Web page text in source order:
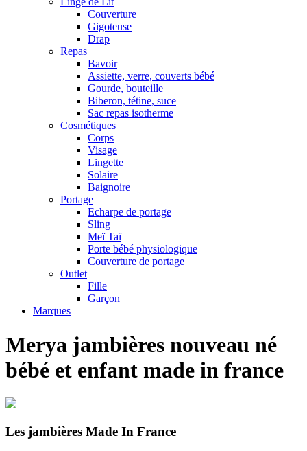
Couverture
Gigoteuse
Drap
Repas
Bavoir
Assiette, verre, couverts bébé
Gourde, bouteille
Biberon, tétine, suce
Sac repas isotherme
Cosmétiques
Corps
Visage
Lingette
Solaire
Baignoire
Portage
Echarpe de portage
Sling
Meï Taï
Porte bébé physiologique
Couverture de portage
Outlet
Fille
Garçon
Marques
Merya jambières nouveau né
bébé et enfant made in france
Les jambières Made In France